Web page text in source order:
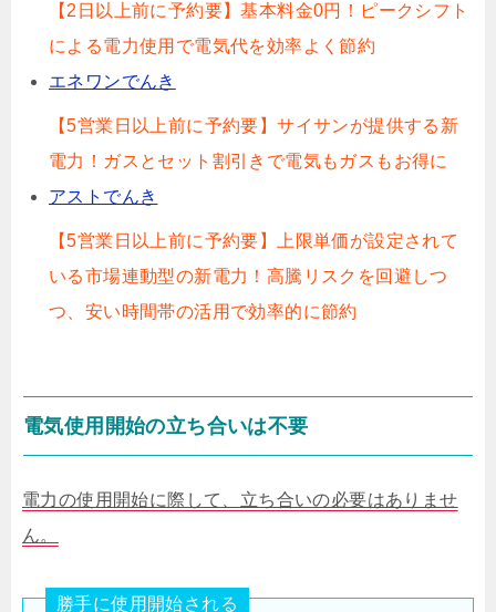
【2日以上前に予約要】基本料金0円！ピークシフト
による電力使用で電気代を効率よく節約
エネワンでんき
【5営業日以上前に予約要】サイサンが提供する新
電力！ガスとセット割引きで電気もガスもお得に
アストでんき
【5営業日以上前に予約要】上限単価が設定されて
いる市場連動型の新電力！高騰リスクを回避しつ
つ、安い時間帯の活用で効率的に節約
電気使用開始の立ち合いは不要
電力の使用開始に際して、立ち合いの必要はありませ
ん。
勝手に使用開始される